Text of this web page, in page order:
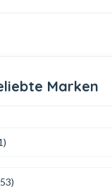
Marken